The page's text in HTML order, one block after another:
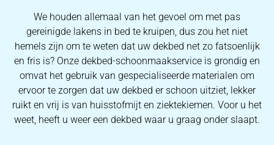
We houden allemaal van het gevoel om met pas
gereinigde lakens in bed te kruipen, dus zou het niet
hemels zijn om te weten dat uw dekbed net zo fatsoenlijk
en fris is? Onze dekbed-schoonmaakservice is grondig en
omvat het gebruik van gespecialiseerde materialen om
ervoor te zorgen dat uw dekbed er schoon uitziet, lekker
ruikt en vrij is van huisstofmijt en ziektekiemen. Voor u het
weet, heeft u weer een dekbed waar u graag onder slaapt.